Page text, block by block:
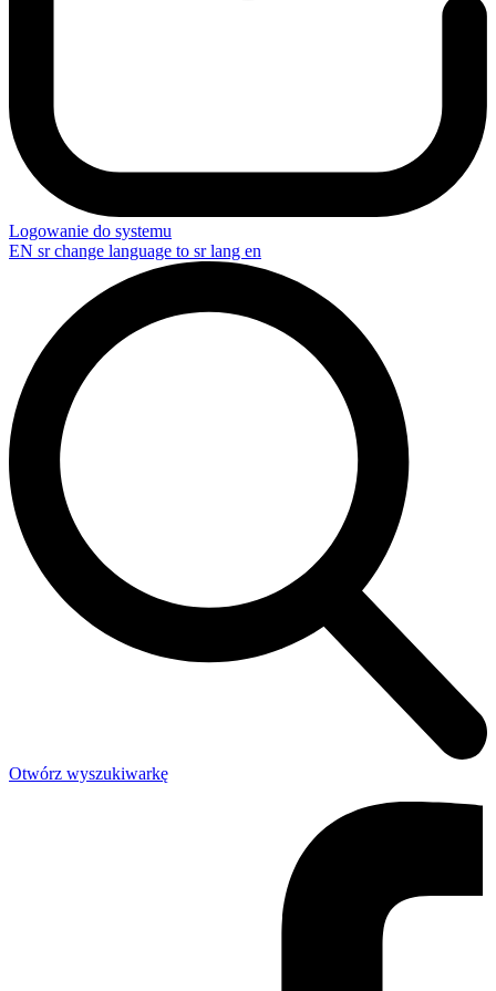
Logowanie do systemu
EN sr change language to sr lang en
Otwórz wyszukiwarkę